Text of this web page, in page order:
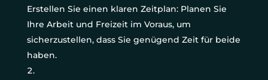
Erstellen Sie einen klaren Zeitplan: Planen Sie
Ihre Arbeit und Freizeit im Voraus, um
sicherzustellen, dass Sie genügend Zeit für beide
haben.